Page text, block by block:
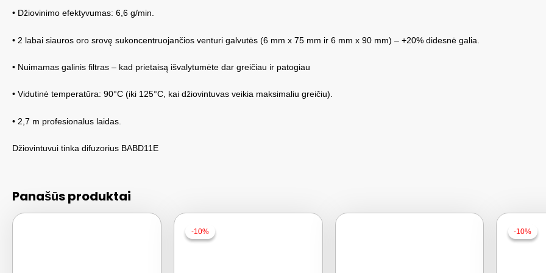
• Džiovinimo efektyvumas: 6,6 g/min.
• 2 labai siauros oro srovę sukoncentruojančios venturi galvutės (6 mm x 75 mm ir 6 mm x 90 mm) – +20% didesnė galia.
• Nuimamas galinis filtras – kad prietaisą išvalytumėte dar greičiau ir patogiau
• Vidutinė temperatūra: 90°C (iki 125°C, kai džiovintuvas veikia maksimaliu greičiu).
• 2,7 m profesionalus laidas.
Džiovintuvui tinka difuzorius BABD11E
Panašūs produktai
-10%
-10% -10%
-10%